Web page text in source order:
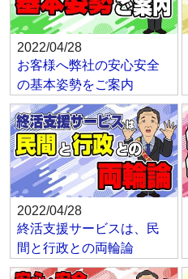
2022/04/28
お客様へ弊社の安心安全
の基本姿勢をご案内
2022/04/28
終活支援サービスは、民
間と行政との両輪論